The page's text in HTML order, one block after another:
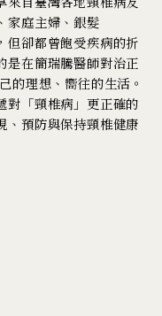
來自臺灣各地頸椎病友
家庭主婦、銀髮
卻都曾飽受疾病的折
是在簡瑞騰醫師對治正
的理想、嚮往的生活。
對「頸椎病」更正確的
、預防與保持頸椎健康